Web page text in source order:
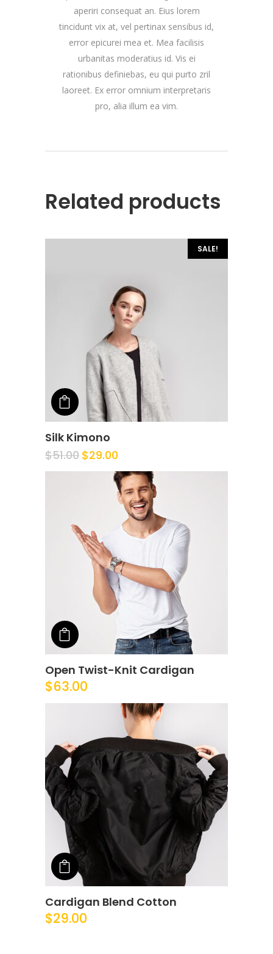
aperiri consequat an. Eius lorem
tincidunt vix at, vel pertinax sensibus id,
error epicurei mea et. Mea facilisis
urbanitas moderatius id. Vis ei
rationibus definiebas, eu qui purto zril
laoreet. Ex error omnium interpretaris
pro, alia illum ea vim.
Related products
SALE!
Add to cart
Silk Kimono
$51.00 $29.00
Open Twist-Knit Cardigan
$63.00
Add to cart
Cardigan Blend Cotton
$29.00